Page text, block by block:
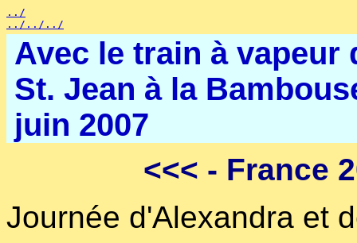
../
../../../
Avec le train à vapeur
St. Jean à la
juin 2007
<<< - France
Journée d'Alexandra et